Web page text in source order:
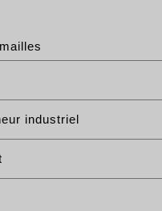
industriel